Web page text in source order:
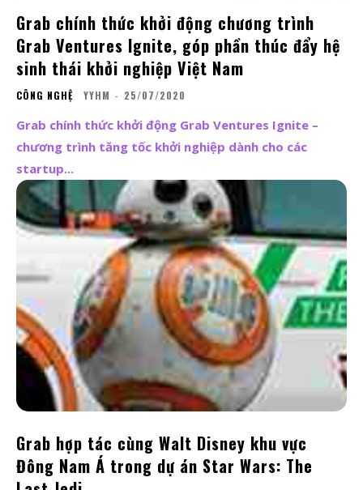
Grab chính thức khởi động chương trình
Grab Ventures Ignite, góp phần thúc đẩy hệ
sinh thái khởi nghiệp Việt Nam
CÔNG NGHỆ YYHM - 25/07/2020
Grab chính thức khởi động Grab Ventures Ignite –
chương trình tăng tốc khởi nghiệp dành cho các
startup...
Grab hợp tác cùng Walt Disney khu vực
Đông Nam Á trong dự án Star Wars: The